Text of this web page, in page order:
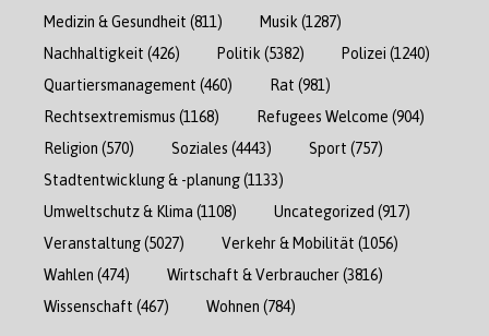
Medizin & Gesundheit (811) Musik (1287)
Nachhaltigkeit (426) Politik (5382) Polizei (1240)
Quartiersmanagement (460) Rat (981)
Rechtsextremismus (1168) Refugees Welcome (904)
Religion (570) Soziales (4443) Sport (757)
Stadtentwicklung & -planung(1133)
Umweltschutz & Klima (1108) Uncategorized (917)
Veranstaltung(5027) Verkehr & Mobilität (1056)
Wahlen (474) Wirtschaft & Verbraucher(3816)
Wissenschaft (467) Wohnen (784)